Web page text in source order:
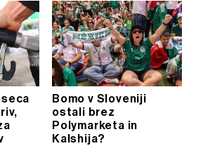
Bomo v Sloveniji
ostali brez
Polymarketa in
Kalshija?